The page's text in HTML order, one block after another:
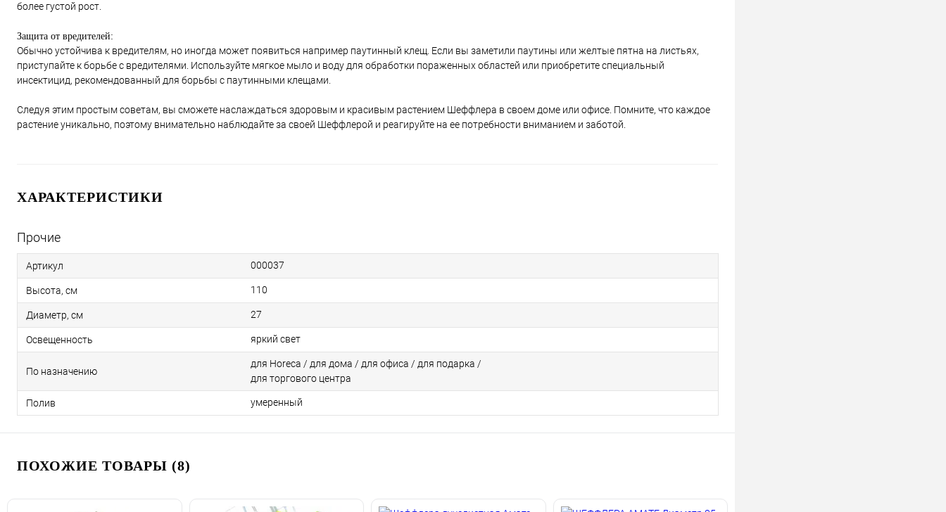
более густой рост.
Защита от вредителей:
Обычно устойчива к вредителям, но иногда может появиться например паутинный клещ. Если вы заметили паутины или желтые пятна на листьях,
приступайте к борьбе с вредителями. Используйте мягкое мыло и воду для обработки пораженных областей или приобретите специальный
инсектицид, рекомендованный для борьбы с паутинными клещами.
Следуя этим простым советам, вы сможете наслаждаться здоровым и красивым растением Шеффлера в своем доме или офисе. Помните, что каждое
растение уникально, поэтому внимательно наблюдайте за своей Шеффлерой и реагируйте на ее потребности вниманием и заботой.
ХАРАКТЕРИСТИКИ
Прочие
Артикул 000037
Высота, см 110
Диаметр, см 27
Освещенность яркий свет
По назначению
для Horeca / для дома / для офиса / для подарка /
для торгового центра
Полив умеренный
ПОХОЖИЕ ТОВАРЫ (8)